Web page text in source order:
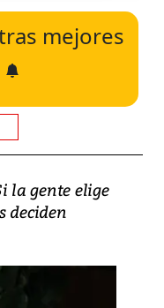
mejores
la gente elige
deciden